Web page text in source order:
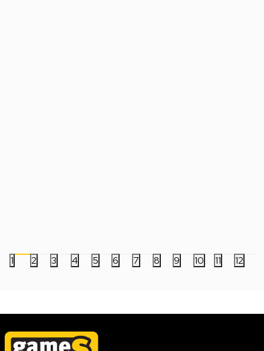
1 2 3 4 5 6 7 8 9 10 11 12